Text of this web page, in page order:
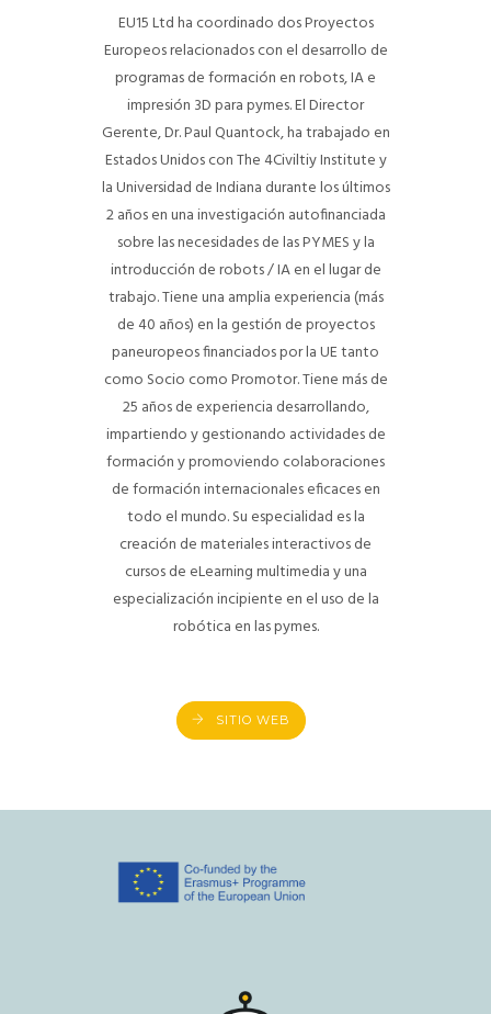
EU15 Ltd ha coordinado dos Proyectos
Europeos relacionados con el desarrollo de
programas de formación en robots, IA e
impresión 3D para pymes. El Director
Gerente, Dr. Paul Quantock, ha trabajado en
Estados Unidos con The 4Civiltiy Institute y
la Universidad de Indiana durante los últimos
2 años en una investigación autofinanciada
sobre las necesidades de las PYMES y la
introducción de robots / IA en el lugar de
trabajo. Tiene una amplia experiencia (más
de 40 años) en la gestión de proyectos
paneuropeos financiados por la UE tanto
como Socio como Promotor. Tiene más de
25 años de experiencia desarrollando,
impartiendo y gestionando actividades de
formación y promoviendo colaboraciones
de formación internacionales eficaces en
todo el mundo. Su especialidad es la
creación de materiales interactivos de
cursos de eLearning multimedia y una
especialización incipiente en el uso de la
robótica en las pymes.
SITIO WEB